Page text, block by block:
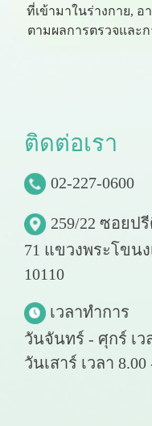
ที่เข้ามาในร่างกาย, อ
ตามผลการตรวจและ
ติดต่อเรา
02-227-0600
259/22 ซอยป
71 แขวงพระโขน
10110
เวลาทำการ
วันจันทร์ - ศุกร์ เว
วันเสาร์ เวลา 8.00